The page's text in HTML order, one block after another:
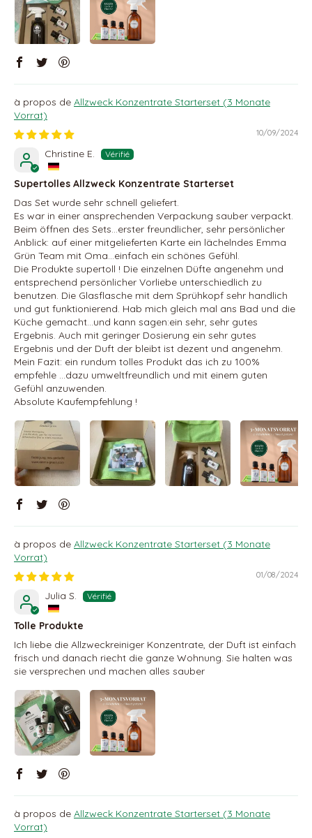
Allzweck Konzentrate Starterset (3 Monate
Vorrat)
10/09/2024
Christine E.
Supertolles Allzweck Konzentrate Starterset
Das Set wurde sehr schnell geliefert.
Es war in einer ansprechenden Verpackung sauber verpackt.
Beim öffnen des Sets…erster freundlicher, sehr persönlicher
Anblick: auf einer mitgelieferten Karte ein lächelndes Emma
Grün Team mit Oma…einfach ein schönes Gefühl.
Die Produkte supertoll ! Die einzelnen Düfte angenehm und
entsprechend persönlicher Vorliebe unterschiedlich zu
benutzen. Die Glasflasche mit dem Sprühkopf sehr handlich
und gut funktionierend. Hab mich gleich mal ans Bad und die
Küche gemacht…und kann sagen:ein sehr, sehr gutes
Ergebnis. Auch mit geringer Dosierung ein sehr gutes
Ergebnis und der Duft der bleibt ist dezent und angenehm.
Mein Fazit: ein rundum tolles Produkt das ich zu 100%
empfehle …dazu umweltfreundlich und mit einem guten
Gefühl anzuwenden.
Absolute Kaufempfehlung !
Allzweck Konzentrate Starterset (3 Monate
Vorrat)
01/08/2024
Julia S.
Tolle Produkte
Ich liebe die Allzweckreiniger Konzentrate, der Duft ist einfach
frisch und danach riecht die ganze Wohnung. Sie halten was
sie versprechen und machen alles sauber
Allzweck Konzentrate Starterset (3 Monate
Vorrat)